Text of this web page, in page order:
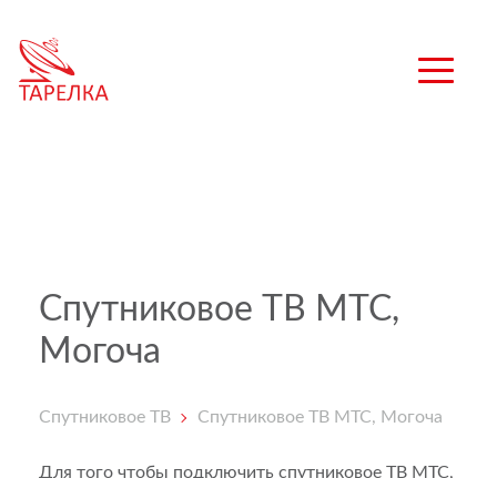
Спутниковое ТВ МТС,
Могоча
Спутниковое ТВ Спутниковое ТВ МТС, Могоча
Для того чтобы подключить спутниковое ТВ МТС,